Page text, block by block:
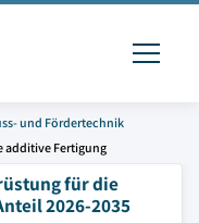
und Fördertechnik
additive Fertigung
für die
2026-2035